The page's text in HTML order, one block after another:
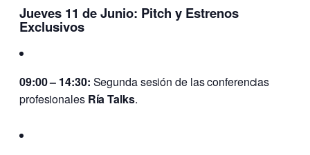
Jueves 11 de Junio: Pitch y Estrenos
Exclusivos
09:00 – 14:30: Segunda sesión de las conferencias
profesionales Ría Talks.